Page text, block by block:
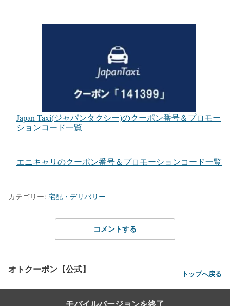
Japan Taxi(ジャパンタクシー)のクーポン番号＆プロモー
ションコード一覧
エニキャリのクーポン番号＆プロモーションコード一覧
カテゴリー: 宅配・デリバリー
コメントする
オトクーポン【公式】 トップへ戻る
モバイルバージョンを終了